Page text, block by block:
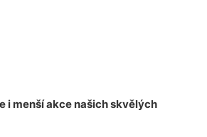
i menší akce našich skvělých